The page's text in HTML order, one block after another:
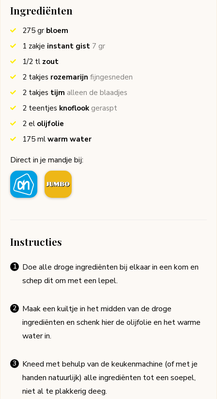
Ingrediënten
275 gr bloem
1 zakje instant gist 7 gr
1/2 tl zout
2 takjes rozemarijn fijngesneden
2 takjes tijm alleen de blaadjes
2 teentjes knoflook geraspt
2 el olijfolie
175 ml warm water
Direct in je mandje bij:
Instructies
Doe alle droge ingrediënten bij elkaar in een kom en
schep dit om met een lepel.
Maak een kuiltje in het midden van de droge
ingrediënten en schenk hier de olijfolie en het warme
water in.
Kneed met behulp van de keukenmachine (of met je
handen natuurlijk) alle ingrediënten tot een soepel,
niet al te plakkerig deeg.